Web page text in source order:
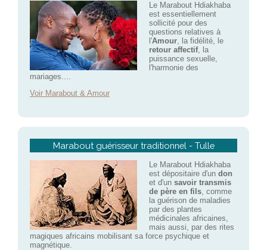
Le Marabout Hdiakhaba
est essentiellement
sollicité pour des
questions relatives à
l'Amour, la fidélité, le
retour affectif, la
puissance sexuelle,
l'harmonie des
mariages....
Voir Marabout & Amour
Marabout guérisseur traditionnel - Tulle
Le Marabout Hdiakhaba
est dépositaire d'un don
et d'un savoir transmis
de père en fils, comme
la guérison de maladies
par des plantes
médicinales africaines,
mais aussi, par des rites
magiques africains mobilisant sa force psychique et
magnétique.